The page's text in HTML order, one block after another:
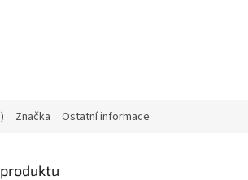
Značka Ostatní informace